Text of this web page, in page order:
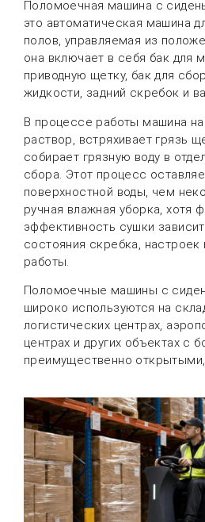
Поломоечная машина с
это автоматическая машина
полов, управляемая из
она включает в себя бак для
приводную щетку, бак для
жидкости, задний скребок и
В процессе работы машина
раствор, встряхивает грязь
собирает грязную воду в
сбора. Этот процесс
поверхностной воды, чем
ручная влажная уборка, хотя
эффективность сушки зависит
состояния скребка,
работы.
Поломоечные машины с
широко используются на
логистических центрах,
центрах и других объектах с
преимущественно